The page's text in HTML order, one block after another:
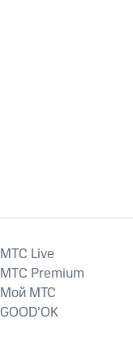
MTС Live
MTС Premium
Мой МТС
GOOD’OK